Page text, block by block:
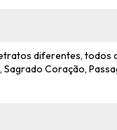
diferentes, todos
Coração,